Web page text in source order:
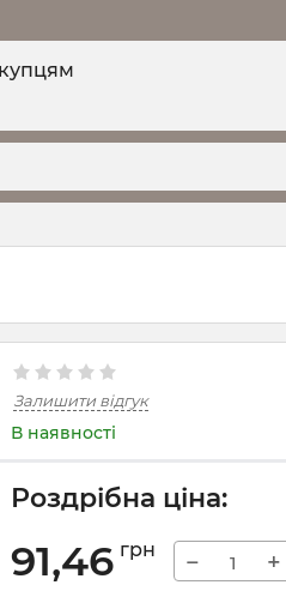
Залишити відгук
В наявності
Роздрібна ціна:
91,46 грн − +